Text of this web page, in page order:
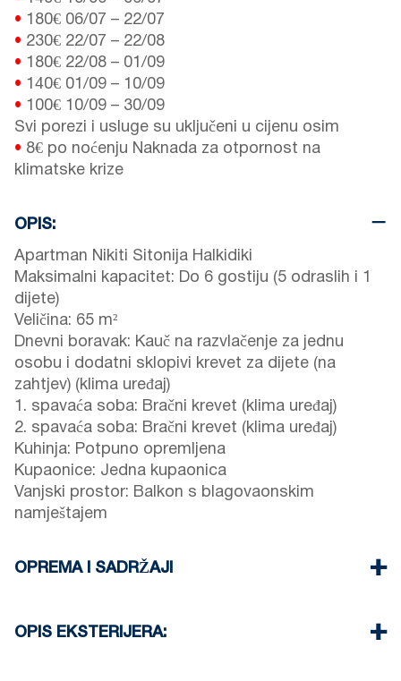
• 180€ 06/07 – 22/07
• 230€ 22/07 – 22/08
• 180€ 22/08 – 01/09
• 140€ 01/09 – 10/09
• 100€ 10/09 – 30/09
Svi porezi i usluge su uključeni u cijenu osim
• 8€ po noćenju Naknada za otpornost na
klimatske krize
OPIS:
Apartman Nikiti Sitonija Halkidiki
Maksimalni kapacitet: Do 6 gostiju (5 odraslih i 1
dijete)
Veličina: 65 m²
Dnevni boravak: Kauč na razvlačenje za jednu
osobu i dodatni sklopivi krevet za dijete (na
zahtjev) (klima uređaj)
1. spavaća soba: Bračni krevet (klima uređaj)
2. spavaća soba: Bračni krevet (klima uređaj)
Kuhinja: Potpuno opremljena
Kupaonice: Jedna kupaonica
Vanjski prostor: Balkon s blagovaonskim
namještajem
OPREMA I SADRŽAJI
Tri klima uređaja
OPIS EKSTERIJERA: